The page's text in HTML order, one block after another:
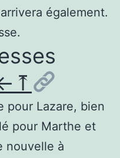
également.
⤒
pour Lazare, bien
pour Marthe et
nouvelle à